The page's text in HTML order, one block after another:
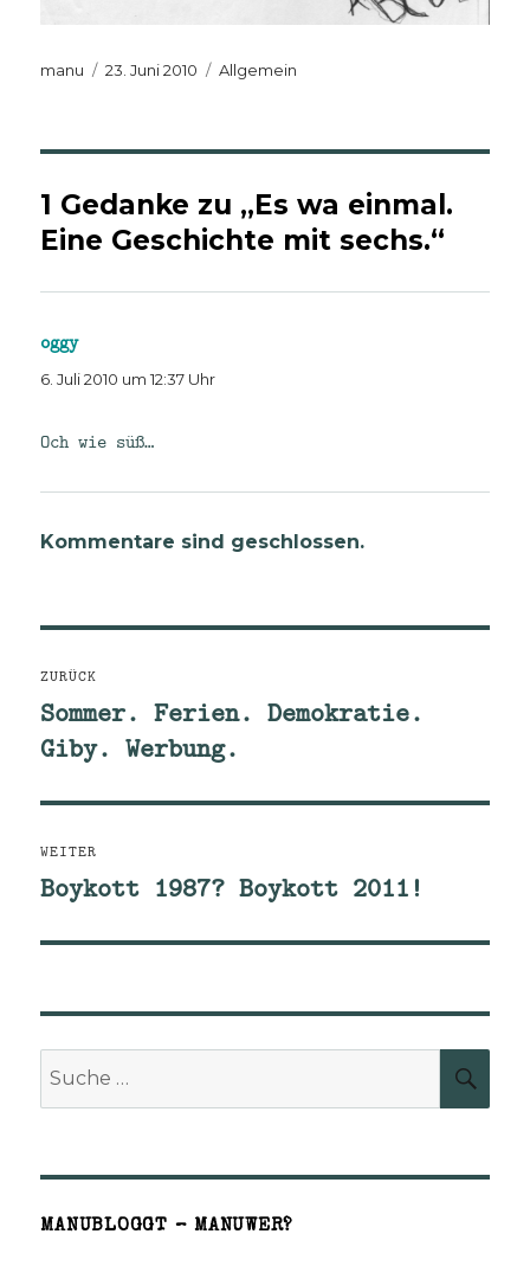
Autor
manu
Veröffentlicht
23. Juni 2010 Kategorien
Allgemein
1 Gedanke zu „Es wa einmal.
Eine Geschichte mit sechs.“
oggysagt:
6. Juli 2010 um 12:37 Uhr
Och wie süß…
Kommentare sind geschlossen.
ZURÜCK
Vorheriger
Beitrag:
Sommer. Ferien. Demokratie.
Giby. Werbung.
WEITER
Nächster
Boykott 1987? Boykott 2011!
MANUBLOGGT – MANUWER?